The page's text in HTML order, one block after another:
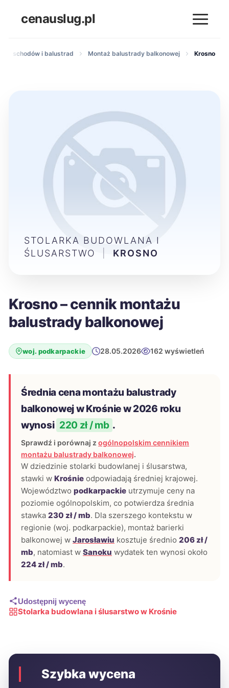
cenauslug.pl
schodów i balustrad Montaż balustrady balkonowej Krosno
Krosno – cennik montażu
balustrady balkonowej
woj. podkarpackie 28.05.2026 162 wyświetleń
Średnia cena montażu balustrady
balkonowej w Krośnie w 2026 roku
wynosi 220 zł / mb .
Sprawdź i porównaj z ogólnopolskim cennikiem
montażu balustrady balkonowej.
W dziedzinie stolarki budowlanej i ślusarstwa,
stawki w Krośnie odpowiadają średniej krajowej.
Województwo podkarpackie utrzymuje ceny na
poziomie ogólnopolskim, co potwierdza średnia
stawka 230 zł / mb. Dla szerszego kontekstu w
regionie (woj. podkarpackie), montaż barierki
balkonowej w Jarosławiu kosztuje średnio 206 zł /
mb, natomiast w Sanoku wydatek ten wynosi około
224 zł / mb.
Udostępnij wycenę
Stolarka budowlana i ślusarstwo w Krośnie
STOLARKA BUDOWLANA I
ŚLUSARSTWO
KROSNO
Szybka wycena